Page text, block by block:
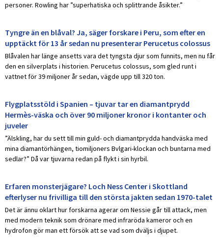
personer. Rowling har ”superhatiska och splittrande åsikter.”
Tyngre än en blåval? Ja, säger forskare i Peru, som efter en
upptäckt för 13 år sedan nu presenterar Perucetus colossus
Blåvalen har länge ansetts vara det tyngsta djur som funnits, men nu får
den en silverplats i historien. Perucetus colossus, som gled runt i
vattnet för 39 miljoner år sedan, vägde upp till 320 ton.
Flygplatsstöld i Spanien – tjuvar tar en diamantprydd
Hermès-väska och över 90 miljoner kronor i kontanter och
juveler
”Älskling, har du sett till min guld- och diamantprydda handväska med
mina diamantörhängen, tiomiljoners Bvlgari-klockan och buntarna med
sedlar?” Då var tjuvarna redan på flykt i sin hyrbil.
Erfaren monsterjägare? Loch Ness Center i Skottland
efterlyser nu frivilliga till den största jakten sedan 1970-talet
Det är ännu oklart hur forskarna agerar om Nessie går till attack, men
med modern teknik som drönare med infraröda kameror och en
hydrofon gör man ett försök att se vad som dväljs i djupet.